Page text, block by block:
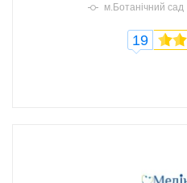
м.Ботанічний сад
19